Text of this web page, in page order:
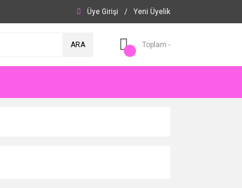
Üye Girişi / Yeni Üyelik
ARA Toplam -